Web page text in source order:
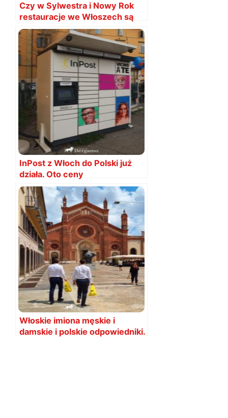
Czy w Sylwestra i Nowy Rok
restauracje we Włoszech są
otwarte?
InPost z Włoch do Polski już
działa. Oto ceny
Włoskie imiona męskie i
damskie i polskie odpowiedniki.